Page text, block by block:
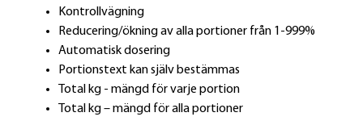
Kontrollvägning
Reducering/ökning av alla portioner från 1-999%
Automatisk dosering
Portionstext kan själv bestämmas
Total kg - mängd för varje portion
Total kg – mängd för alla portioner